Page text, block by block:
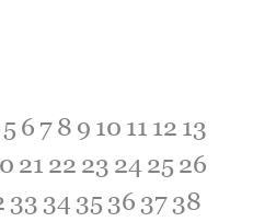
5 6 7 8 9 10 11 12 13
21 22 23 24 25 26
33 34 35 36 37 38